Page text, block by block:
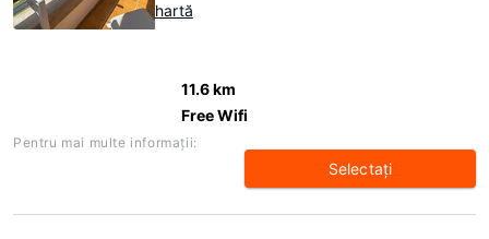
hartă
11.6 km
Free Wifi
Pentru mai multe informaţii:
Selectaţi